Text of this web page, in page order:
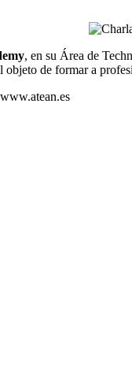
, en su Área de
de formar a